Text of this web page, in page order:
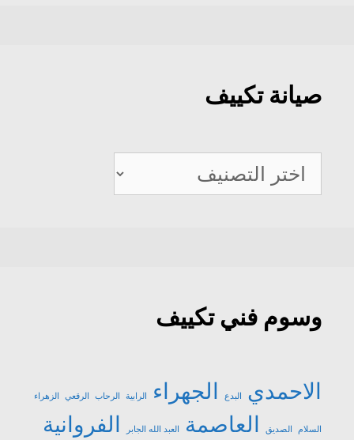
صيانة تكييف
صيانة
تكييف
وسوم فني تكييف
الاحمدي البدع الجهراء الرابية الرحاب الرقعي الزهراء
السلام الصديق العاصمة العبد الله الجابر الفروانية